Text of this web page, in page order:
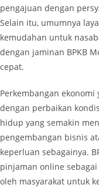
pengajuan dengan
Selain itu, umumnya
kemudahan untuk
dengan jaminan BPKB
cepat.
Perkembangan
dengan perbaikan
hidup yang semakin
pengembangan bisnis
keperluan sebagainya.
pinjaman online
oleh masyarakat untuk